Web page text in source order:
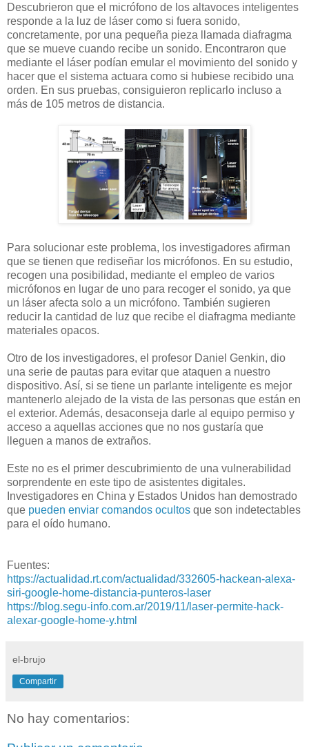
Descubrieron que el micrófono de los altavoces inteligentes
responde a la luz de láser como si fuera sonido,
concretamente, por una pequeña pieza llamada diafragma
que se mueve cuando recibe un sonido. Encontraron que
mediante el láser podían emular el movimiento del sonido y
hacer que el sistema actuara como si hubiese recibido una
orden. En sus pruebas, consiguieron replicarlo incluso a
más de 105 metros de distancia.
Para solucionar este problema, los investigadores afirman
que se tienen que rediseñar los micrófonos. En su estudio,
recogen una posibilidad, mediante el empleo de varios
micrófonos en lugar de uno para recoger el sonido, ya que
un láser afecta solo a un micrófono. También sugieren
reducir la cantidad de luz que recibe el diafragma mediante
materiales opacos.
Otro de los investigadores, el profesor Daniel Genkin, dio
una serie de pautas para evitar que ataquen a nuestro
dispositivo. Así, si se tiene un parlante inteligente es mejor
mantenerlo alejado de la vista de las personas que están en
el exterior. Además, desaconseja darle al equipo permiso y
acceso a aquellas acciones que no nos gustaría que
lleguen a manos de extraños.
Este no es el primer descubrimiento de una vulnerabilidad
sorprendente en este tipo de asistentes digitales.
Investigadores en China y Estados Unidos han demostrado
que pueden enviar comandos ocultos que son indetectables
para el oído humano.
Fuentes:
https://actualidad.rt.com/actualidad/332605-hackean-alexa-
siri-google-home-distancia-punteros-laser
https://blog.segu-info.com.ar/2019/11/laser-permite-hack-
alexar-google-home-y.html
el-brujo
Compartir
No hay comentarios: